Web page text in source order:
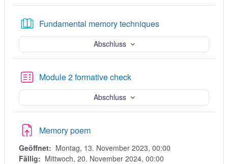
Fundamental memory techniquesKnigły
Abschluss
Module 2 formative checkKwis
Abschluss
Memory poemNadawk
Geöffnet: Montag, 13. November 2023, 00:00
Fällig: Mittwoch, 20. November 2024, 00:00